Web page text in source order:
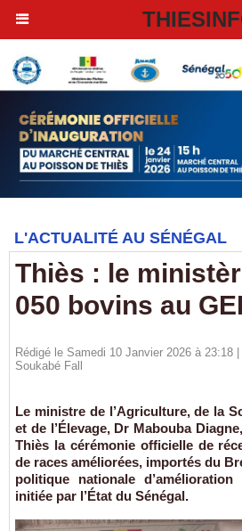
L'ACTUALITÉ AU SÉNÉGAL
Thiès : le
050 bovins au
Rédigé le Samedi 10 Janvier 2026 à 23:18
Soukabé Fall
Le ministre de l’Agriculture, de la
et de l’Élevage, Dr Mabouba
Thiès la cérémonie officielle de
de races améliorées, importés du
politique nationale
initiée par l’État du Sénégal.